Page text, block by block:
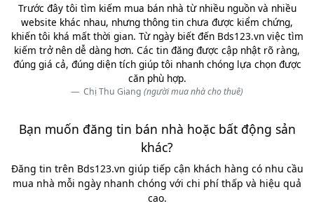
Trước đây tôi tìm kiếm mua bán nhà từ nhiều nguồn và nhiều
website khác nhau, nhưng thông tin chưa được kiểm chứng,
khiến tôi khá mất thời gian. Từ ngày biết đến Bds123.vn việc tìm
kiếm trở nên dễ dàng hơn. Các tin đăng được cập nhật rõ ràng,
đúng giá cả, đúng diện tích giúp tôi nhanh chóng lựa chọn được
căn phù hợp.
Chị Thu Giang (người mua nhà cho thuê)
Bạn muốn đăng tin bán nhà hoặc bất động sản
khác?
Đăng tin trên Bds123.vn giúp tiếp cận khách hàng có nhu cầu
mua nhà mỗi ngày nhanh chóng với chi phí thấp và hiệu quả
cao.